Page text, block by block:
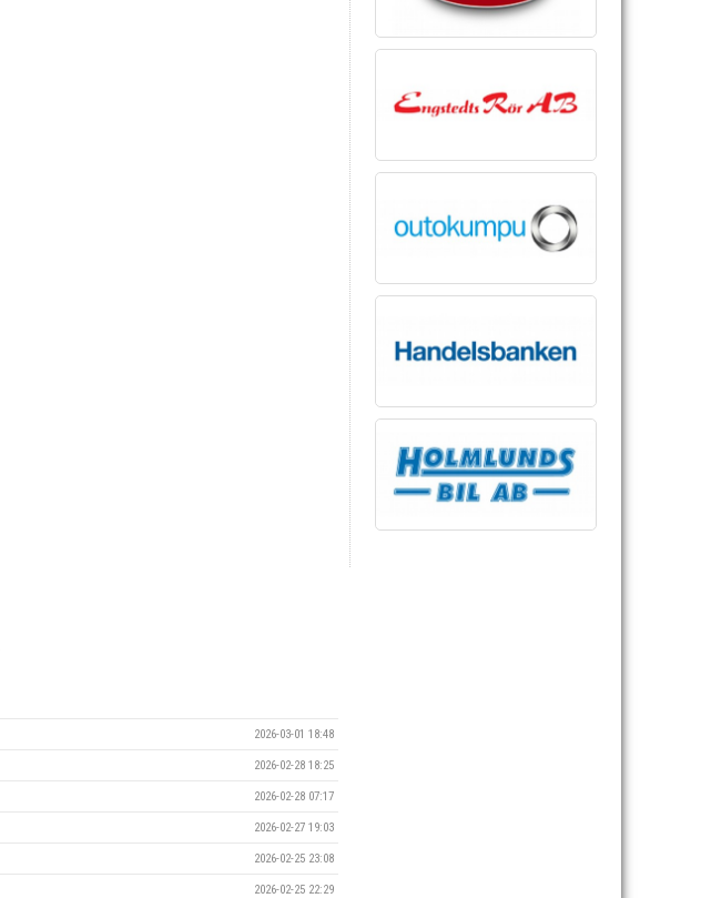
2026-03-01 18:48
2026-02-28 18:25
2026-02-28 07:17
2026-02-27 19:03
2026-02-25 23:08
2026-02-25 22:29